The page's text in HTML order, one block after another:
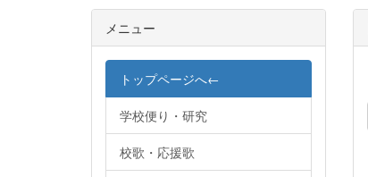
メニュー
トップページへ←
学校便り・研究
校歌・応援歌